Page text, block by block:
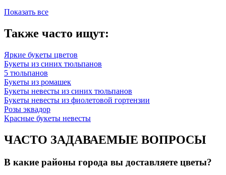
Показать все
Также часто ищут:
Яркие букеты цветов
Букеты из синих тюльпанов
5 тюльпанов
Букеты из ромашек
Букеты невесты из синих тюльпанов
Букеты невесты из фиолетовой гортензии
Розы эквадор
Красные букеты невесты
ЧАСТО ЗАДАВАЕМЫЕ ВОПРОСЫ
В какие районы города вы доставляете цветы?